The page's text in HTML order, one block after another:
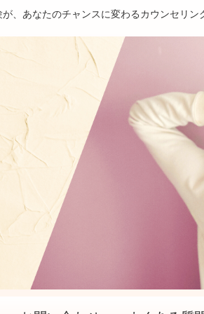
、あなたのチャンスに変わるカウンセリン